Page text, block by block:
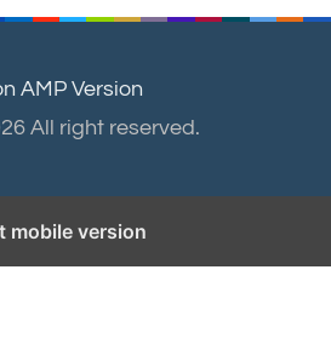
AMP Version
All right reserved.
mobile version